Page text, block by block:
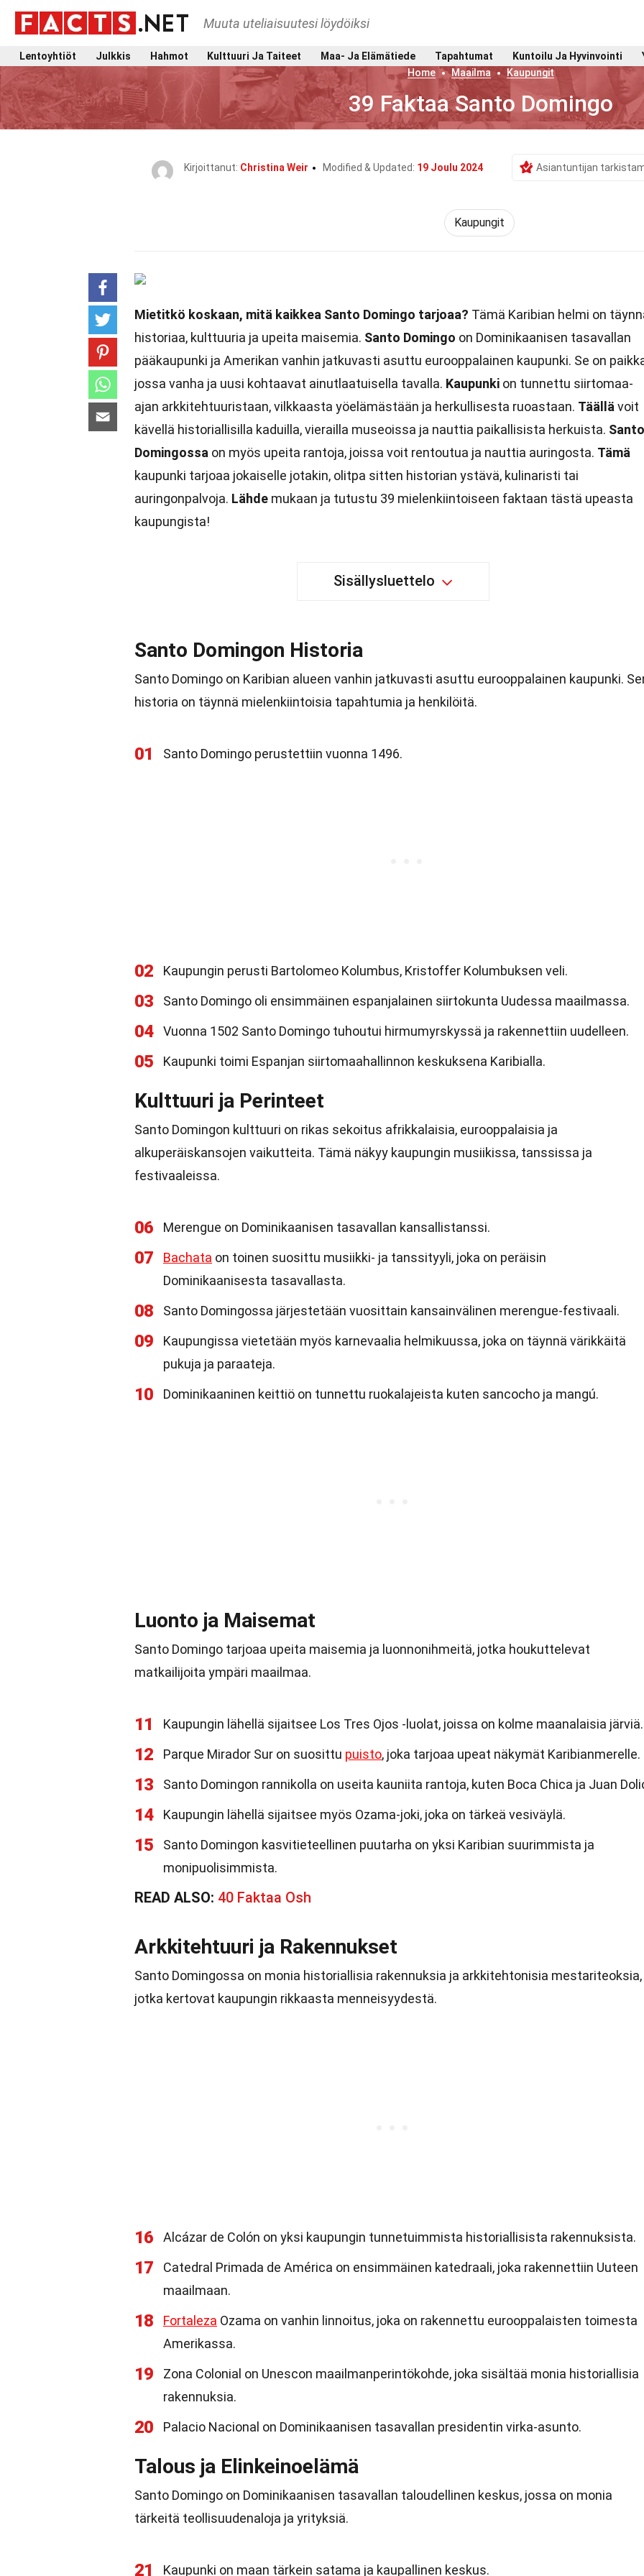
Muuta uteliaisuutesi löydöiksi
Lentoyhtiöt Julkkis Hahmot Kulttuuri Ja Taiteet Maa- Ja Elämätiede Tapahtumat Kuntoilu Ja Hyvinvointi
Home
Maailma Kaupungit
39 Faktaa Santo Domingo
Kirjoittanut: Christina Weir Modified & Updated: 19 Joulu 2024 Asiantuntijan
Kaupungit
Mietitkö koskaan, mitä kaikkea Santo Domingo tarjoaa? Tämä Karibian helmi on
historiaa, kulttuuria ja upeita maisemia. Santo Domingo on Dominikaanisen tasavallan
pääkaupunki ja Amerikan vanhin jatkuvasti asuttu eurooppalainen kaupunki. Se on
jossa vanha ja uusi kohtaavat ainutlaatuisella tavalla. Kaupunki on tunnettu siirtomaa-
ajan arkkitehtuuristaan, vilkkaasta yöelämästään ja herkullisesta ruoastaan. Täällä voit
kävellä historiallisilla kaduilla, vierailla museoissa ja nauttia paikallisista herkuista. Santo
Domingossa on myös upeita rantoja, joissa voit rentoutua ja nauttia auringosta. Tämä
kaupunki tarjoaa jokaiselle jotakin, olitpa sitten historian ystävä, kulinaristi tai
auringonpalvoja. Lähde mukaan ja tutustu 39 mielenkiintoiseen faktaan tästä upeasta
kaupungista!
Sisällysluettelo
Santo Domingon Historia
Santo Domingo on Karibian alueen vanhin jatkuvasti asuttu eurooppalainen kaupunki.
historia on täynnä mielenkiintoisia tapahtumia ja henkilöitä.
01 Santo Domingo perustettiin vuonna 1496.
02 Kaupungin perusti Bartolomeo Kolumbus, Kristoffer Kolumbuksen veli.
03 Santo Domingo oli ensimmäinen espanjalainen siirtokunta Uudessa maailmassa.
04 Vuonna 1502 Santo Domingo tuhoutui hirmumyrskyssä ja rakennettiin uudelleen.
05 Kaupunki toimi Espanjan siirtomaahallinnon keskuksena Karibialla.
Kulttuuri ja Perinteet
Santo Domingon kulttuuri on rikas sekoitus afrikkalaisia, eurooppalaisia ja
alkuperäiskansojen vaikutteita. Tämä näkyy kaupungin musiikissa, tanssissa ja
festivaaleissa.
06 Merengue on Dominikaanisen tasavallan kansallistanssi.
07 Bachata on toinen suosittu musiikki- ja tanssityyli, joka on peräisin
Dominikaanisesta tasavallasta.
08 Santo Domingossa järjestetään vuosittain kansainvälinen merengue-festivaali.
09
Kaupungissa vietetään myös karnevaalia helmikuussa, joka on täynnä värikkäitä
pukuja ja paraateja.
10 Dominikaaninen keittiö on tunnettu ruokalajeista kuten sancocho ja mangú.
Luonto ja Maisemat
Santo Domingo tarjoaa upeita maisemia ja luonnonihmeitä, jotka houkuttelevat
matkailijoita ympäri maailmaa.
11 Kaupungin lähellä sijaitsee Los Tres Ojos -luolat, joissa on kolme maanalaisia järviä.
12 Parque Mirador Sur on suosittu puisto, joka tarjoaa upeat näkymät Karibianmerelle.
13 Santo Domingon rannikolla on useita kauniita rantoja, kuten Boca Chica ja Juan
14 Kaupungin lähellä sijaitsee myös Ozama-joki, joka on tärkeä vesiväylä.
15
Santo Domingon kasvitieteellinen puutarha on yksi Karibian suurimmista ja
monipuolisimmista.
READ ALSO: 40 Faktaa Osh
Arkkitehtuuri ja Rakennukset
Santo Domingossa on monia historiallisia rakennuksia ja arkkitehtonisia mestariteoksia,
jotka kertovat kaupungin rikkaasta menneisyydestä.
16 Alcázar de Colón on yksi kaupungin tunnetuimmista historiallisista rakennuksista.
17
Catedral Primada de América on ensimmäinen katedraali, joka rakennettiin Uuteen
maailmaan.
18 Fortaleza Ozama on vanhin linnoitus, joka on rakennettu eurooppalaisten toimesta
Amerikassa.
19
Zona Colonial on Unescon maailmanperintökohde, joka sisältää monia historiallisia
rakennuksia.
20 Palacio Nacional on Dominikaanisen tasavallan presidentin virka-asunto.
Talous ja Elinkeinoelämä
Santo Domingo on Dominikaanisen tasavallan taloudellinen keskus, jossa on monia
tärkeitä teollisuudenaloja ja yrityksiä.
21 Kaupunki on maan tärkein satama ja kaupallinen keskus.